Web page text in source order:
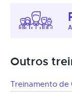
Outros
Treinamento de